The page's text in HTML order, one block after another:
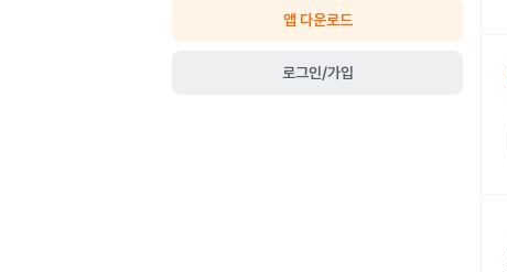
앱 다운로드
로그인/가입